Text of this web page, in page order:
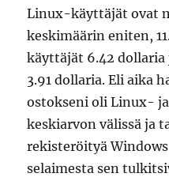
Linux-käyttäjät ovat
keskimäärin eniten,
käyttäjät 6.42
3.91 dollaria. Eli aika
ostokseni oli Linux-
keskiarvon välissä ja
rekisteröityä
selaimesta sen